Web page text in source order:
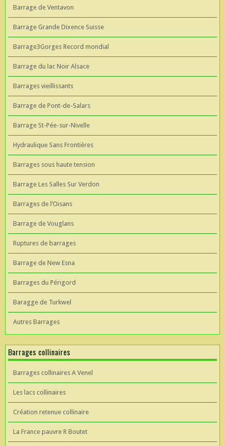
Barrage de Ventavon
Barrage Grande Dixence Suisse
Barrage3Gorges Record mondial
Barrage du lac Noir Alsace
Barrages vieillissants
Barrage de Pont-de-Salars
Barrage St-Pée-sur-Nivelle
Hydraulique Sans Frontières
Barrages sous haute tension
Barrage Les Salles Sur Verdon
Barrages de l’Oisans
Barrage de Vouglans
Ruptures de barrages
Barrage de New Esna
Barrages du Périgord
Baragge de Turkwel
Autres Barrages
Barrages collinaires
Barrages collinaires A Venel
Les lacs collinaires
Création retenue collinaire
La France pauvre R Boutet